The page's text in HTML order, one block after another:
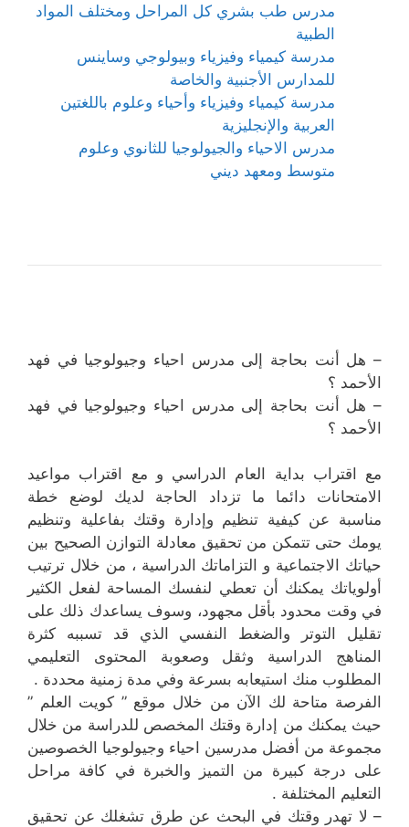
مدرس طب بشري كل المراحل ومختلف المواد
الطبية
مدرسة كيمياء وفيزياء وبيولوجي وساينس
للمدارس الأجنبية والخاصة
مدرسة كيمياء وفيزياء وأحياء وعلوم باللغتين
العربية والإنجليزية
مدرس الاحياء والجيولوجيا للثانوي وعلوم
متوسط ومعهد ديني
– هل أنت بحاجة إلى مدرس احياء وجيولوجيا في فهد
الأحمد ؟
– هل أنت بحاجة إلى مدرس احياء وجيولوجيا في فهد
الأحمد ؟
مع اقتراب بداية العام الدراسي و مع اقتراب مواعيد
الامتحانات دائما ما تزداد الحاجة لديك لوضع خطة
مناسبة عن كيفية تنظيم وإدارة وقتك بفاعلية وتنظيم
يومك حتى تتمكن من تحقيق معادلة التوازن الصحيح بين
حياتك الاجتماعية و التزاماتك الدراسية ، من خلال ترتيب
أولوياتك يمكنك أن تعطي لنفسك المساحة لفعل الكثير
في وقت محدود بأقل مجهود، وسوف يساعدك ذلك على
تقليل التوتر والضغط النفسي الذي قد تسببه كثرة
المناهج الدراسية وثقل وصعوبة المحتوى التعليمي
المطلوب منك استيعابه بسرعة وفي مدة زمنية محددة .
الفرصة متاحة لك الآن من خلال موقع ” كويت العلم ”
حيث يمكنك من إدارة وقتك المخصص للدراسة من خلال
مجموعة من أفضل مدرسين احياء وجيولوجيا الخصوصين
على درجة كبيرة من التميز والخبرة في كافة مراحل
التعليم المختلفة .
– لا تهدر وقتك في البحث عن طرق تشغلك عن تحقيق